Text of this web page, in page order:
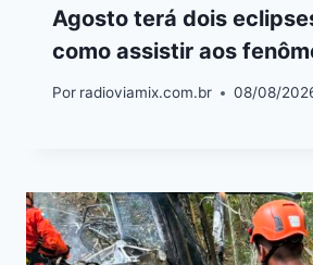
Agosto terá dois
como assistir aos
Por radioviamix.com.br 08/08/